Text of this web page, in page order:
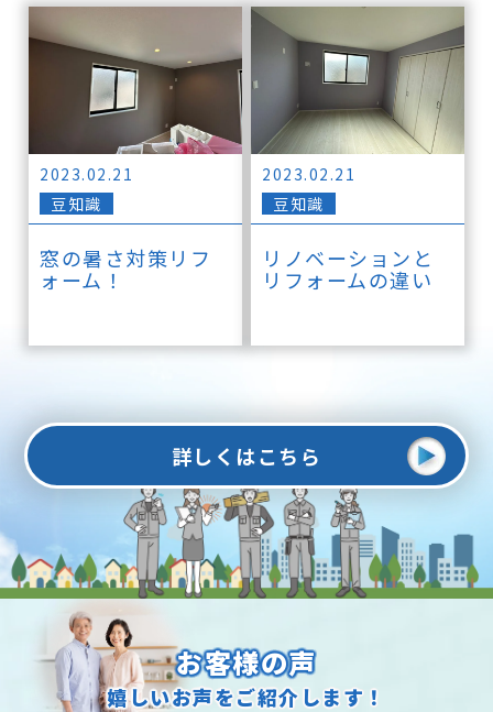
2023.02.21
豆知識
窓の暑さ対策リフ
ォーム！
2023.02.21
豆知識
リノベーションと
リフォームの違い
詳しくはこちら
お客様の声
嬉しいお声をご紹介します！